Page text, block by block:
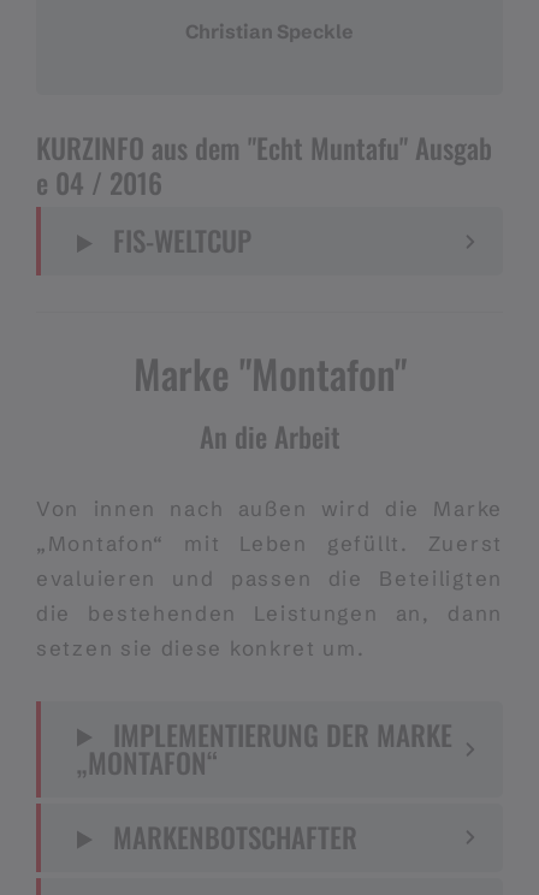
Christian Speckle
KURZINFO aus dem "Echt Muntafu" Ausgab
e 04 / 2016
FIS-WELTCUP
Marke "Montafon"
An die Arbeit
Von innen nach außen wird die Marke
„Montafon“ mit Leben gefüllt. Zuerst
evaluieren und passen die Beteiligten
die bestehenden Leistungen an, dann
setzen sie diese konkret um.
IMPLEMENTIERUNG DER MARKE
„MONTAFON“
MARKENBOTSCHAFTER